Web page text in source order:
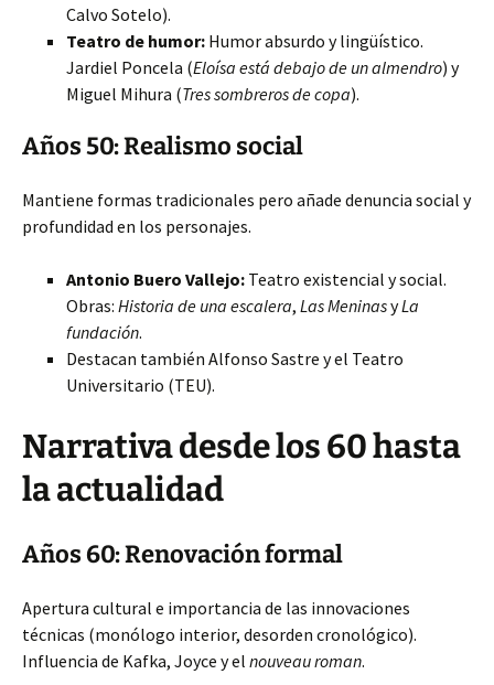
Calvo Sotelo).
Teatro de humor: Humor absurdo y lingüístico.
Jardiel Poncela (Eloísa está debajo de un almendro) y
Miguel Mihura (Tres sombreros de copa).
Años 50: Realismo social
Mantiene formas tradicionales pero añade denuncia social y
profundidad en los personajes.
Antonio Buero Vallejo: Teatro existencial y social.
Obras: Historia de una escalera, Las MeninasyLa
fundación.
Destacan también Alfonso Sastre y el Teatro
Universitario (TEU).
Narrativa desde los 60 hasta
la actualidad
Años 60: Renovación formal
Apertura cultural e importancia de las innovaciones
técnicas (monólogo interior, desorden cronológico).
Influencia de Kafka, Joyce y el nouveau roman.